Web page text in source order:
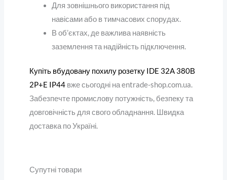
Для зовнішнього використання під
навісами або в тимчасових спорудах.
В об’єктах, де важлива наявність
заземлення та надійність підключення.
Купіть вбудовану похилу розетку IDE 32A 380В
2P+E IP44вже сьогодні на entrade-shop.com.ua.
Забезпечте промислову потужність, безпеку та
довговічність для свого обладнання. Швидка
доставка по Україні.
Супутні товари